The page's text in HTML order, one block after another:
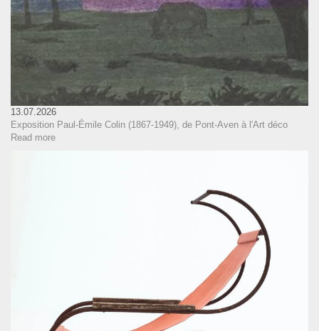
13.07.2026
Exposition Paul-Émile Colin (1867-1949), de Pont-Aven à l'Art déco
Read more